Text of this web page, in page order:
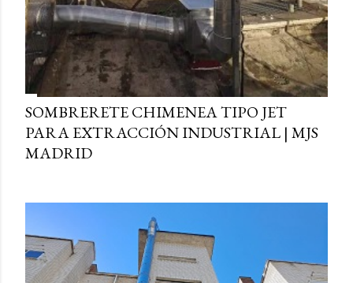
SOMBRERETE CHIMENEA TIPO JET
PARA EXTRACCIÓN INDUSTRIAL | MJS
MADRID